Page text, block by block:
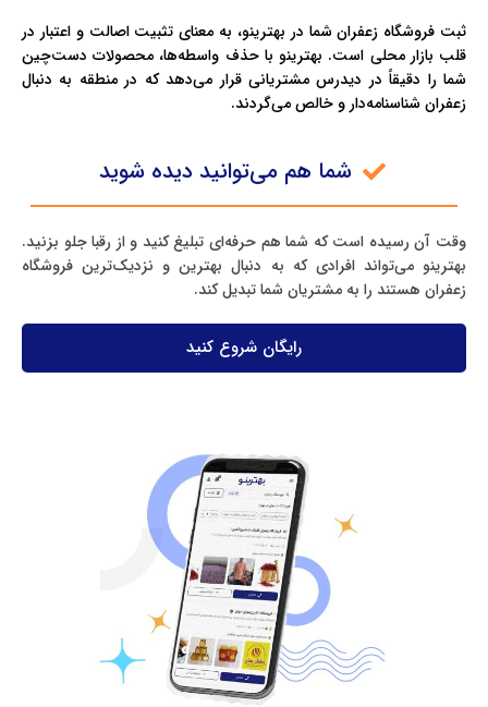
ثبت فروشگاه زعفران شما در بهترینو، به معنای تثبیت اصالت و اعتبار در
قلب بازار محلی است. بهترینو با حذف واسطه‌ها، محصولات دست‌چین
شما را دقیقاً در دیدرس مشتریانی قرار می‌دهد که در منطقه به دنبال
زعفران شناسنامه‌دار و خالص می‌گردند.
شما هم می‌توانید دیده شوید
وقت آن رسیده است که شما هم حرفه‌ای تبلیغ کنید و از رقبا جلو بزنید.
بهترینو می‌تواند افرادی که به دنبال بهترین و نزدیک‌ترین فروشگاه
زعفران هستند را به مشتریان شما تبدیل کند.
رایگان شروع کنید